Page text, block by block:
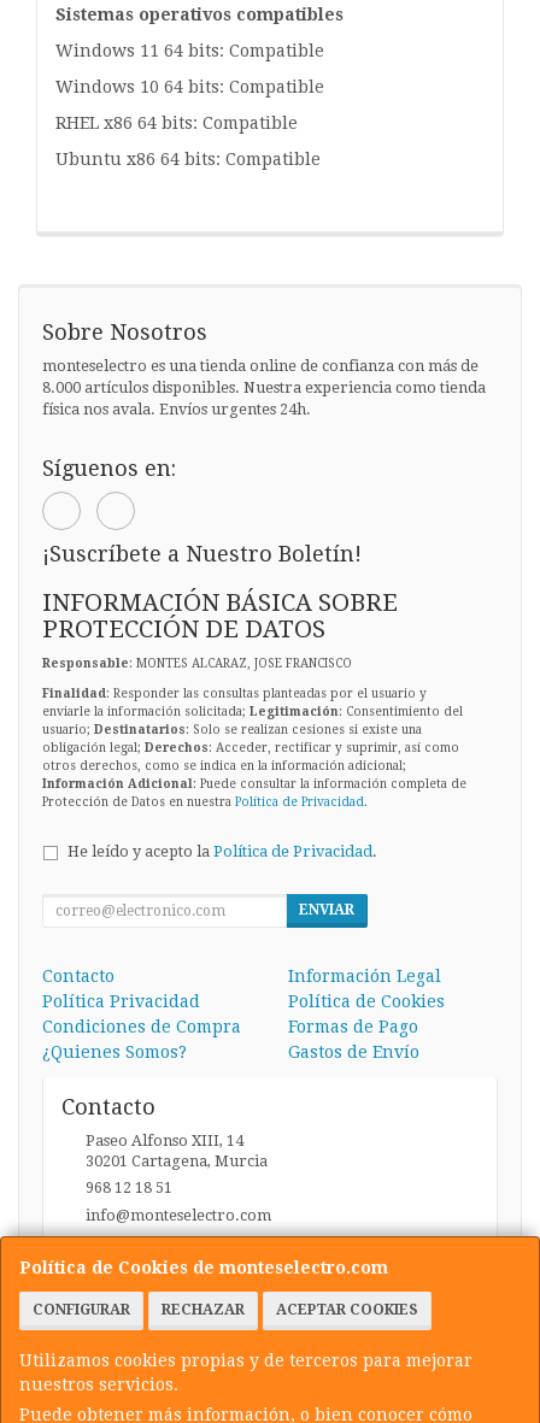
Sistemas operativos compatibles
Windows 11 64 bits: Compatible
Windows 10 64 bits: Compatible
RHEL x86 64 bits: Compatible
Ubuntu x86 64 bits: Compatible
Política de Cookies de monteselectro.com
CONFIGURAR RECHAZAR ACEPTAR COOKIES
Utilizamos cookies propias y de terceros para mejorar
nuestros servicios.
Puede obtener más información, o bien conocer cómo
Sobre Nosotros
monteselectro es una tienda online de confianza con más de
8.000 artículos disponibles. Nuestra experiencia como tienda
física nos avala. Envíos urgentes 24h.
Síguenos en:
¡Suscríbete a Nuestro Boletín!
INFORMACIÓN BÁSICA SOBRE
PROTECCIÓN DE DATOS
Responsable: MONTES ALCARAZ, JOSE FRANCISCO
Finalidad : Responder las consultas planteadas por el usuario y
enviarle la información solicitada; Legitimación: Consentimiento del
usuario; Destinatarios: Solo se realizan cesiones si existe una
obligación legal; Derechos: Acceder, rectificar y suprimir, así como
otros derechos, como se indica en la información adicional;
Información Adicional : Puede consultar la información completa de
Protección de Datos en nuestra Política de Privacidad .
He leído y acepto la Política de Privacidad.
ENVIAR
Contacto
Información Legal
Política Privacidad
Política de Cookies
Condiciones de Compra
Formas de Pago
¿Quienes Somos?
Gastos de Envío
Contacto
Paseo Alfonso XIII, 14
30201 Cartagena, Murcia
968 12 18 51
info@monteselectro.com
Horario
Lunes a Viernes: 09:45-14:00 y 17:00-20:30 / Sábados:
09:45-14:00